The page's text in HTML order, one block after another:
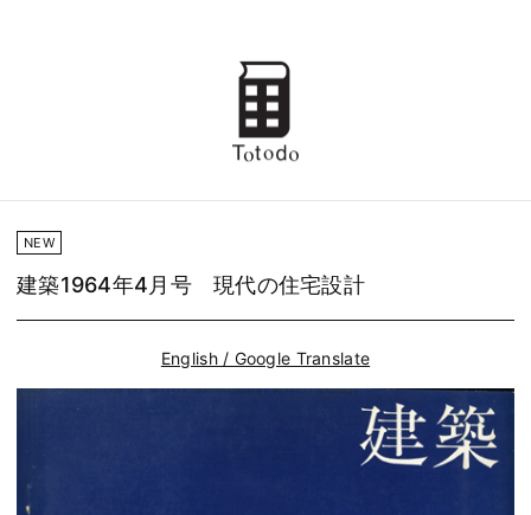
NEW
建築1964年4月号 現代の住宅設計
English / Google Translate